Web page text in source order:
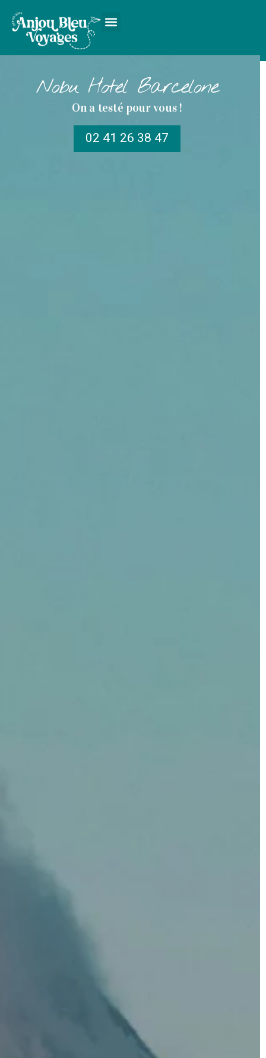
Nobu Hotel Barcelone
On a testé pour vous !
02 41 26 38 47